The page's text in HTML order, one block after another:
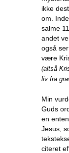
ikke
om.
salme
andet
også
være
(altså
liv fra
Min
Guds
en
Jesus,
citeret